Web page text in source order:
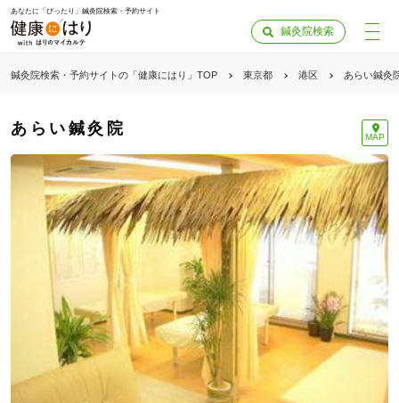
あなたに「ぴったり」鍼灸院検索・予約サイト
鍼灸院検索
鍼灸院検索・予約サイトの「健康にはり」TOP 東京都 港区 あらい鍼灸
あらい鍼灸院 MAP
「健康にはりを見た」
予診票について
この鍼灸院は、当サイトから予診票の事前送付を受け付けて
来院前に鍼灸院へ予診票を送っておくことで、当日の診察が
スムーズになります。
予診票への記入にはログインが必要です。